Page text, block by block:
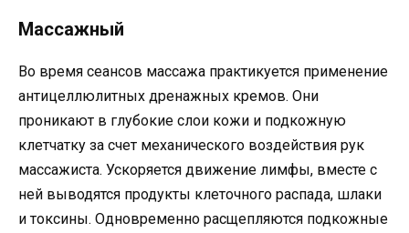
Массажный
Во время сеансов массажа практикуется применение
антицеллюлитных дренажных кремов. Они
проникают в глубокие слои кожи и подкожную
клетчатку за счет механического воздействия рук
массажиста. Ускоряется движение лимфы, вместе с
ней выводятся продукты клеточного распада, шлаки
и токсины. Одновременно расщепляются подкожные